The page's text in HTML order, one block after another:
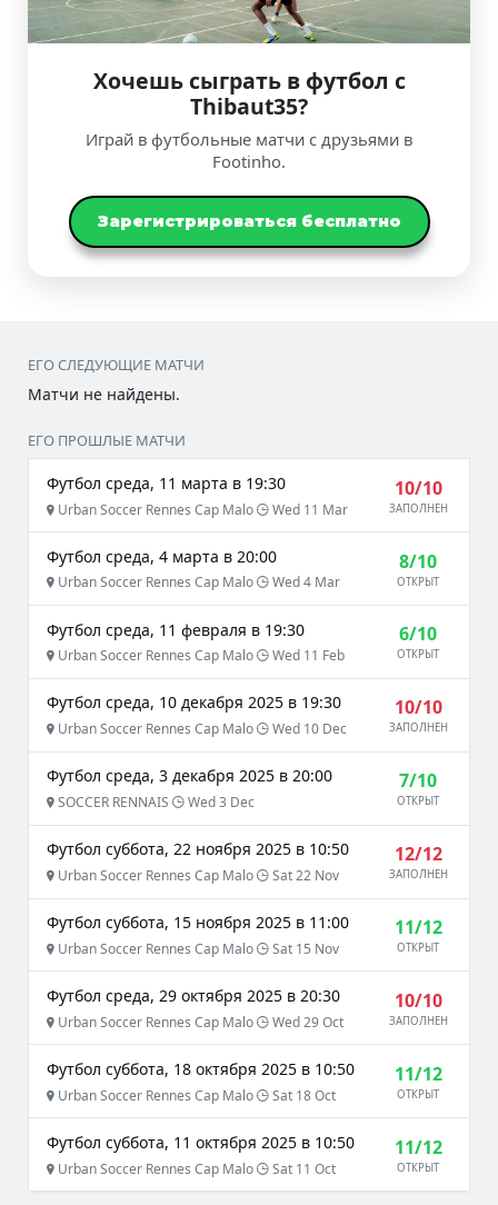
Хочешь сыграть в футбол с
Thibaut35?
Играй в футбольные матчи с друзьями в
Footinho.
Зарегистрироваться бесплатно
ЕГО СЛЕДУЮЩИЕ МАТЧИ
Матчи не найдены.
ЕГО ПРОШЛЫЕ МАТЧИ
Футбол среда, 11 марта в 19:30
Urban Soccer Rennes Cap Malo Wed 11 Mar
10/10
ЗАПОЛНЕН
Футбол среда, 4 марта в 20:00
Urban Soccer Rennes Cap Malo Wed 4 Mar
8/10
ОТКРЫТ
Футбол среда, 11 февраля в 19:30
Urban Soccer Rennes Cap Malo Wed 11 Feb
6/10
ОТКРЫТ
Футбол среда, 10 декабря 2025 в 19:30
Urban Soccer Rennes Cap Malo Wed 10 Dec
10/10
ЗАПОЛНЕН
Футбол среда, 3 декабря 2025 в 20:00
SOCCER RENNAIS Wed 3 Dec
7/10
ОТКРЫТ
Футбол суббота, 22 ноября 2025 в 10:50
Urban Soccer Rennes Cap Malo Sat 22 Nov
12/12
ЗАПОЛНЕН
Футбол суббота, 15 ноября 2025 в 11:00
Urban Soccer Rennes Cap Malo Sat 15 Nov
11/12
ОТКРЫТ
Футбол среда, 29 октября 2025 в 20:30
Urban Soccer Rennes Cap Malo Wed 29 Oct
10/10
ЗАПОЛНЕН
Футбол суббота, 18 октября 2025 в 10:50
Urban Soccer Rennes Cap Malo Sat 18 Oct
11/12
ОТКРЫТ
Футбол суббота, 11 октября 2025 в 10:50
Urban Soccer Rennes Cap Malo Sat 11 Oct
11/12
ОТКРЫТ